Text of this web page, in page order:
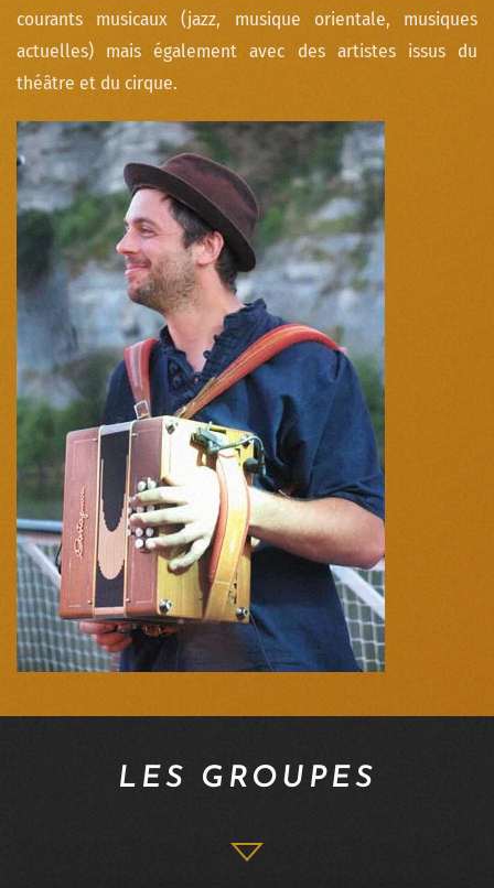
courants musicaux (jazz, musique orientale, musiques
actuelles) mais également avec des artistes issus du
théâtre et du cirque.
LES GROUPES